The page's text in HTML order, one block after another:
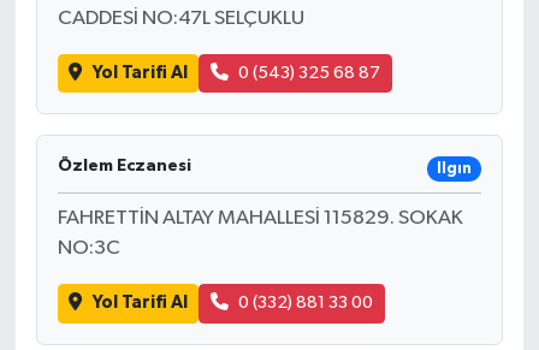
CADDESİ NO:47L SELÇUKLU
Yol Tarifi Al 0 (543) 325 68 87
Özlem Eczanesi Ilgın
FAHRETTİN ALTAY MAHALLESİ 115829. SOKAK
NO:3C
Yol Tarifi Al 0 (332) 881 33 00